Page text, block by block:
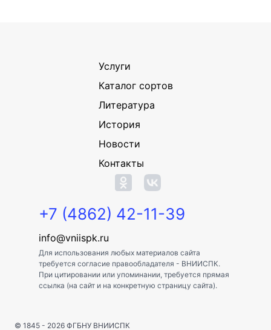
Услуги
Каталог сортов
Литература
История
Новости
Контакты
+7 (4862) 42-11-39
info@vniispk.ru
Для использования любых материалов сайта
требуется согласие правообладателя - ВНИИСПК.
При цитировании или упоминании, требуется прямая
ссылка (на сайт и на конкретную страницу сайта).
© 1845 - 2026 ФГБНУ ВНИИСПК